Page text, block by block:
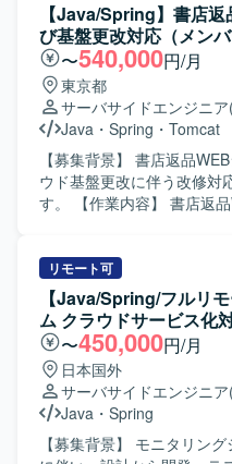
【Java/Spring】書店
び基盤更改対応（メンバ
〜540,000円/月
東京都
サーバサイドエンジニア
Java ・ Spring ・ Tomcat
【募集背景】 書店返品
ウド基盤更改に伴う改修対
す。 【作業内容】 書店返品WEBシステムにおいて、帳票出
ートへの分岐追加を中心と
／Springシステムの改修
いただきます。案件Bでは
後の改修およびテスト工程
トラブルシュート業務にも対応
る人物像】 与えられたタス
ことができる方を求めてい
ャッチアップし、自ら調査
方です。チームメンバー
リモート可
【Java/Spring/フルリ
ム クラウドサービス化
〜450,000円/月
日本国外
サーバサイドエンジニア
Java ・ Spring
【募集背景】 モニタリン